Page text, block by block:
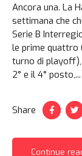
Ancora una. La
settimana che
Serie B
le prime quattro
turno di
2° e il 4° posto,...
Share
Continue